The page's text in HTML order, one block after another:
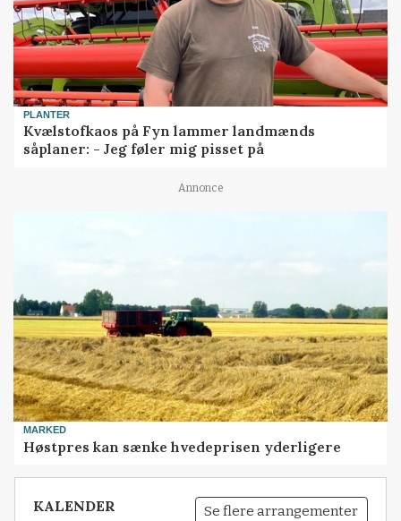
PLANTER
Kvælstofkaos på Fyn lammer landmænds
såplaner: - Jeg føler mig pisset på
Annonce
MARKED
Høstpres kan sænke hvedeprisen yderligere
KALENDER Se flere arrangementer